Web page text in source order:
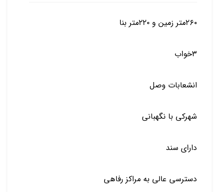
۲۶۰متر زمین و ۲۲۰متر بنا
۳خواب
انشعابات وصل
شهرکی با نگهبانی
دارای سند
دسترسی عالی به مراکز رفاهی